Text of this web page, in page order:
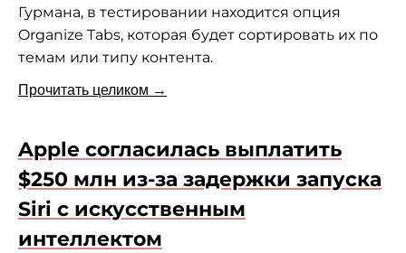
Гурмана, в тестировании находится опция
Organize Tabs, которая будет сортировать их по
темам или типу контента.
Прочитать целиком →
Apple согласилась выплатить
$250 млн из-за задержки запуска
Siri с искусственным
интеллектом